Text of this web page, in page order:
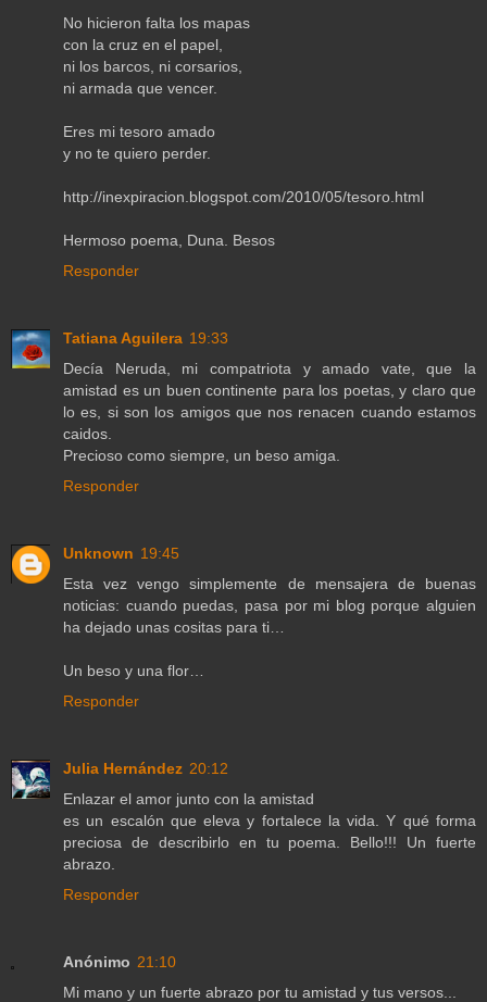
No hicieron falta los mapas
con la cruz en el papel,
ni los barcos, ni corsarios,
ni armada que vencer.
Eres mi tesoro amado
y no te quiero perder.
http://inexpiracion.blogspot.com/2010/05/tesoro.html
Hermoso poema, Duna. Besos
Responder
Tatiana Aguilera 19:33
Decía Neruda, mi compatriota y amado vate, que la
amistad es un buen continente para los poetas, y claro que
lo es, si son los amigos que nos renacen cuando estamos
caidos.
Precioso como siempre, un beso amiga.
Responder
Unknown 19:45
Esta vez vengo simplemente de mensajera de buenas
noticias: cuando puedas, pasa por mi blog porque alguien
ha dejado unas cositas para ti…
Un beso y una flor…
Responder
Julia Hernández 20:12
Enlazar el amor junto con la amistad
es un escalón que eleva y fortalece la vida. Y qué forma
preciosa de describirlo en tu poema. Bello!!! Un fuerte
abrazo.
Responder
Anónimo 21:10
Mi mano y un fuerte abrazo por tu amistad y tus versos...